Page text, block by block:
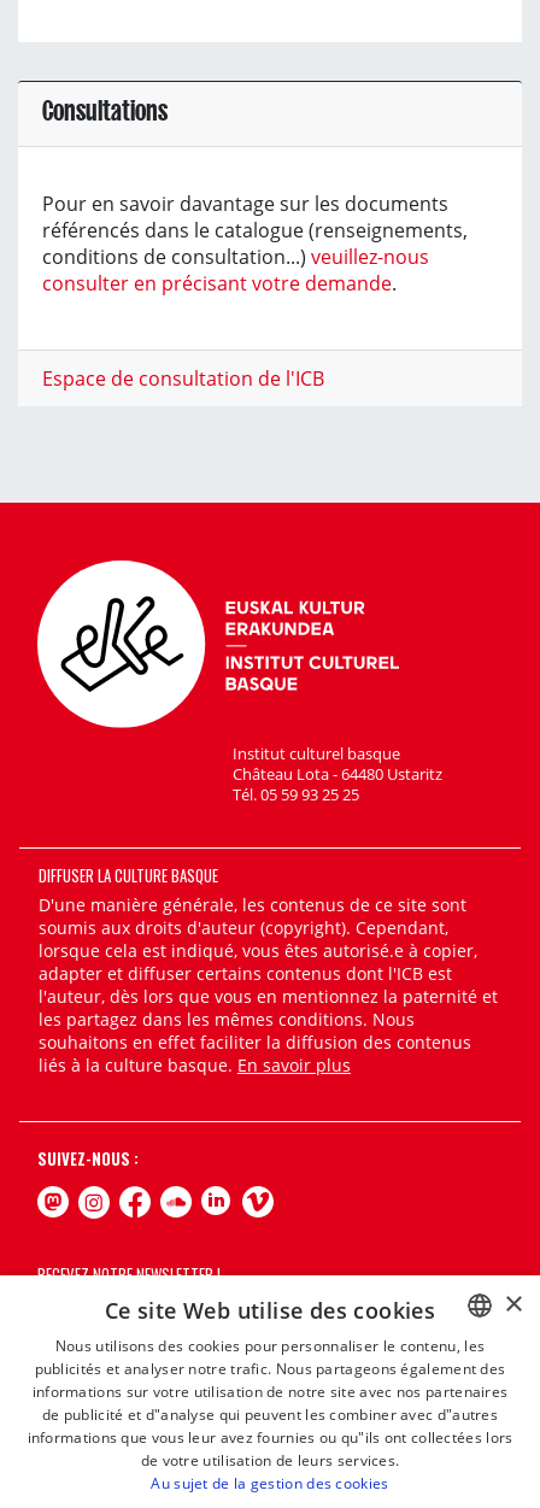
Consultations
Pour en savoir davantage sur les documents
référencés dans le catalogue (renseignements,
conditions de consultation...) veuillez-nous
consulter en précisant votre demande.
Espace de consultation de l'ICB
Institut culturel basque
Château Lota - 64480 Ustaritz
Tél. 05 59 93 25 25
DIFFUSER LA CULTURE BASQUE
D'une manière générale, les contenus de ce site sont
soumis aux droits d'auteur (copyright). Cependant,
lorsque cela est indiqué, vous êtes autorisé.e à copier,
adapter et diffuser certains contenus dont l'ICB est
l'auteur, dès lors que vous en mentionnez la paternité et
les partagez dans les mêmes conditions. Nous
souhaitons en effet faciliter la diffusion des contenus
liés à la culture basque. En savoir plus
SUIVEZ-NOUS :
RECEVEZ NOTRE NEWSLETTER !
BASQUE
FRENCH
×
Ce site Web utilise des cookies
Nous utilisons des cookies pour personnaliser le contenu, les
publicités et analyser notre trafic. Nous partageons également des
informations sur votre utilisation de notre site avec nos partenaires
de publicité et d"analyse qui peuvent les combiner avec d"autres
informations que vous leur avez fournies ou qu"ils ont collectées lors
de votre utilisation de leurs services.
Au sujet de la gestion des cookies